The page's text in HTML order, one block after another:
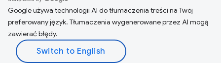
Google używa technologii AI do tłumaczenia treści na Twój
preferowany język. Tłumaczenia wygenerowane przez AI mogą
zawierać błędy.